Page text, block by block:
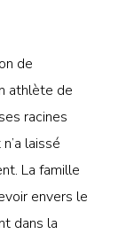
de
athlète de
racines
laissé
La famille
envers le
dans la